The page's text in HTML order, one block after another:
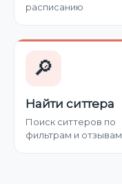
расписанию
🔎
Найти ситтера
Поиск ситтеров по
фильтрам и отзывам